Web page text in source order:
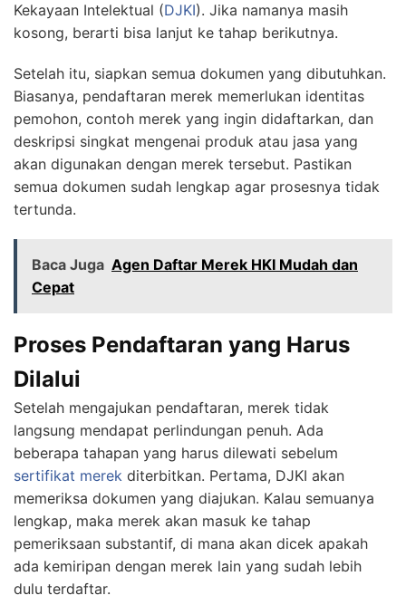
Kekayaan Intelektual (DJKI). Jika namanya masih
kosong, berarti bisa lanjut ke tahap berikutnya.
Setelah itu, siapkan semua dokumen yang dibutuhkan.
Biasanya, pendaftaran merek memerlukan identitas
pemohon, contoh merek yang ingin didaftarkan, dan
deskripsi singkat mengenai produk atau jasa yang
akan digunakan dengan merek tersebut. Pastikan
semua dokumen sudah lengkap agar prosesnya tidak
tertunda.
Baca Juga Agen Daftar Merek HKI Mudah dan
Cepat
Proses Pendaftaran yang Harus
Dilalui
Setelah mengajukan pendaftaran, merek tidak
langsung mendapat perlindungan penuh. Ada
beberapa tahapan yang harus dilewati sebelum
sertifikat merek diterbitkan. Pertama, DJKI akan
memeriksa dokumen yang diajukan. Kalau semuanya
lengkap, maka merek akan masuk ke tahap
pemeriksaan substantif, di mana akan dicek apakah
ada kemiripan dengan merek lain yang sudah lebih
dulu terdaftar.